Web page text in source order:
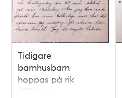
Tidigare
barnhusbarn
hoppas på rik
släkting